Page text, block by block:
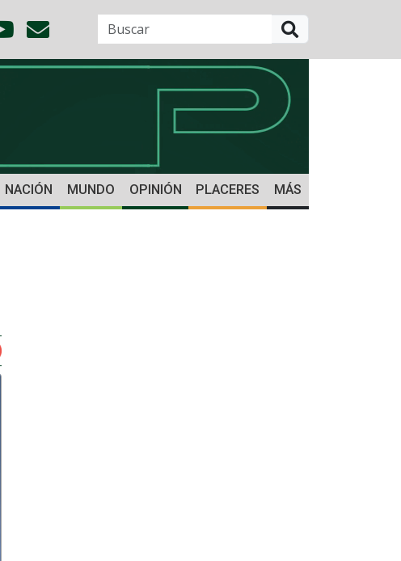
NACIÓN MUNDO OPINIÓN PLACERES MÁS